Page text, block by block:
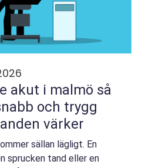
i malmö så
och trygg
värker
sällan lägligt. En
sprucken tand eller en